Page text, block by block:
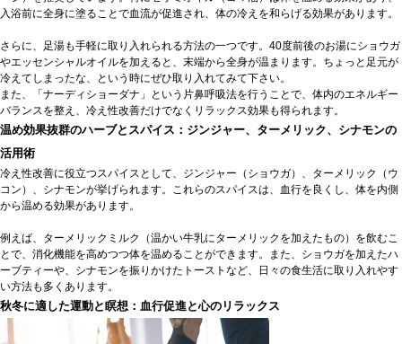
入浴前に全身に塗ることで血流が促進され、体の冷えを和らげる効果があります。
さらに、足湯も手軽に取り入れられる方法の一つです。40度前後のお湯にショウガ
やエッセンシャルオイルを加えると、末端から全身が温まります。ちょっと足元が
冷えてしまったな、という時にぜひ取り入れてみて下さい。
また、「ナーディショーダナ」という片鼻呼吸法を行うことで、体内のエネルギー
バランスを整え、冷え性改善だけでなくリラックス効果も得られます。
温め効果抜群のハーブとスパイス：ジンジャー、ターメリック、シナモンの
活用術
冷え性改善に役立つスパイスとして、ジンジャー（ショウガ）、ターメリック（ウ
コン）、シナモンが挙げられます。これらのスパイスは、血行を良くし、体を内側
から温める効果があります。
例えば、ターメリックミルク（温かい牛乳にターメリックを加えたもの）を飲むこ
とで、消化機能を高めつつ体を温めることができます。また、ショウガを加えたハ
ーブティーや、シナモンを振りかけたトーストなど、日々の食生活に取り入れやす
い方法も多くあります。
秋冬に適した運動と瞑想：血行促進と心のリラックス